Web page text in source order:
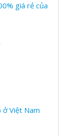
giá rẻ của
ở Việt Nam